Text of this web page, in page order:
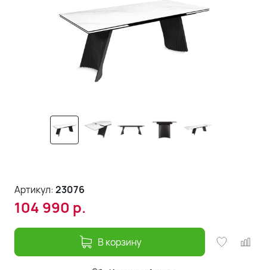
Артикул:23076
104 990 р.
В корзину